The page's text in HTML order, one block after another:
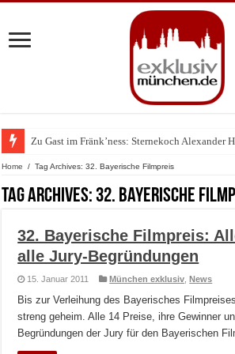
Zu Gast im Fränk’ness: Sternekoch Alexander
Home / Tag Archives: 32. Bayerische Filmpreis
Tag Archives:32. Bayerische
32. Bayerische Filmpreis:
alle Jury-Begründungen
15. Januar 2011 München exklusiv ,News
Bis zur Verleihung des Bayerisches
streng geheim. Alle 14 Preise, ihre Gewinner
Begründungen der Jury für den Bayerischen